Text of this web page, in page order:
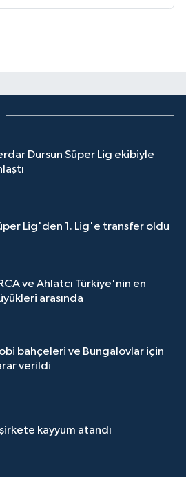
Dursun Süper Lig ekibiyle
Lig'den 1. Lig'e transfer oldu
ve Ahlatcı Türkiye'nin en
arasında
bahçeleri ve Bungalovlar için
verildi
kayyum atandı